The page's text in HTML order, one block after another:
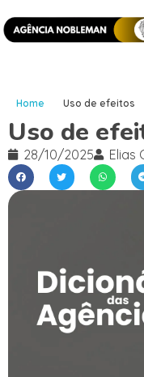
Home Uso de efeitos
Uso de
28/10/2025 Elias